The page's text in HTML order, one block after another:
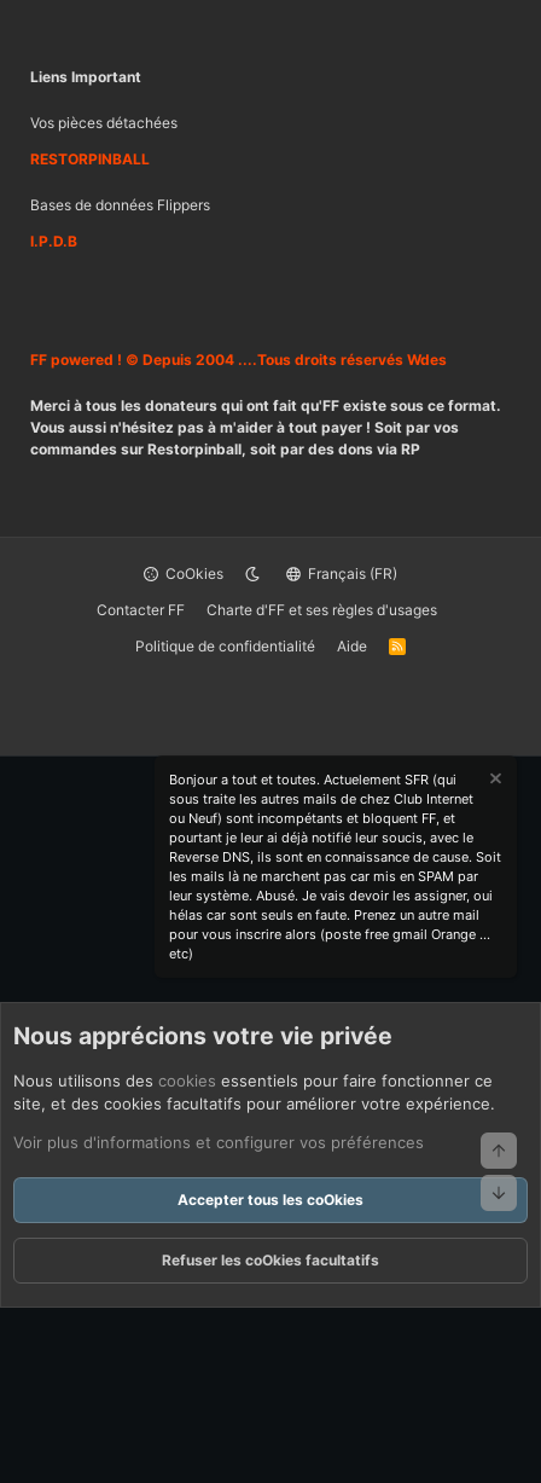
Liens Important
Vos pièces détachées
RESTORPINBALL
Bases de données Flippers
I.P.D.B
FF powered ! © Depuis 2004 ....Tous droits réservés Wdes
Merci à tous les donateurs qui ont fait qu'FF existe sous ce format.
Vous aussi n'hésitez pas à m'aider à tout payer ! Soit par vos
commandes sur Restorpinball, soit par des dons via RP
CoOkies
Français (FR)
Contacter FF
Charte d'FF et ses règles d'usages
Politique de confidentialité
Aide
R
Bonjour a tout et toutes. Actuelement SFR (qui
sous traite les autres mails de chez Club Internet
ou Neuf) sont incompétants et bloquent FF, et
pourtant je leur ai déjà notifié leur soucis, avec le
Reverse DNS, ils sont en connaissance de cause. Soit
les mails là ne marchent pas car mis en SPAM par
leur système. Abusé. Je vais devoir les assigner, oui
hélas car sont seuls en faute. Prenez un autre mail
pour vous inscrire alors (poste free gmail Orange ...
etc)
Nous apprécions votre vie privée
Nous utilisons des cookies essentiels pour faire fonctionner ce
site, et des cookies facultatifs pour améliorer votre expérience.
Voir plus d'informations et configurer vos préférences
Accepter tous les coOkies
Refuser les coOkies facultatifs